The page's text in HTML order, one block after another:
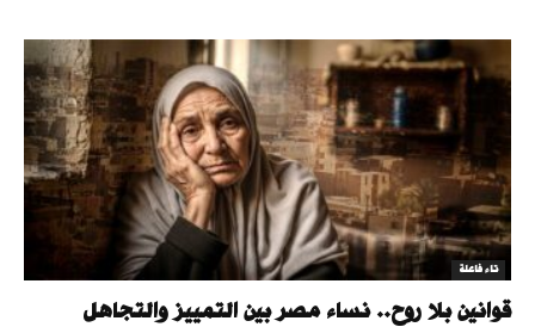
تاء فاعلة
قوانين بلا روح.. نساء مصر بين التمييز والتجاهل